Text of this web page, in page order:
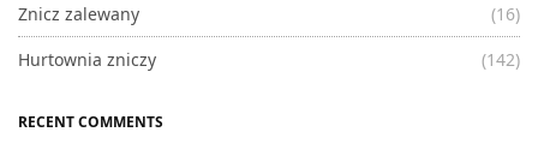
Znicz zalewany
(16)
Hurtownia zniczy
(142)
RECENT COMMENTS